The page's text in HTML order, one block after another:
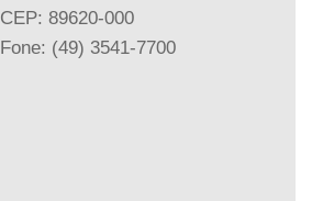
CEP: 89620-000
Fone: (49) 3541-7700